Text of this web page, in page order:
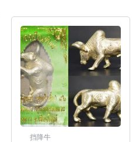
挡降牛